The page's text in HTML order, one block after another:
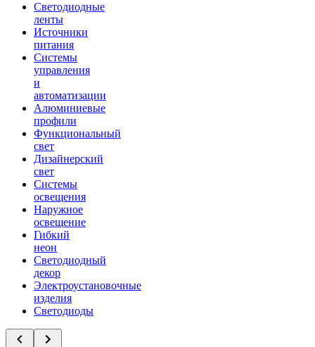
Светодиодные
ленты
Источники
питания
Системы
управления
и
автоматизации
Алюминиевые
профили
Функциональный
свет
Дизайнерский
свет
Системы
освещения
Наружное
освещение
Гибкий
неон
Светодиодный
декор
Электроустановочные
изделия
Светодиоды